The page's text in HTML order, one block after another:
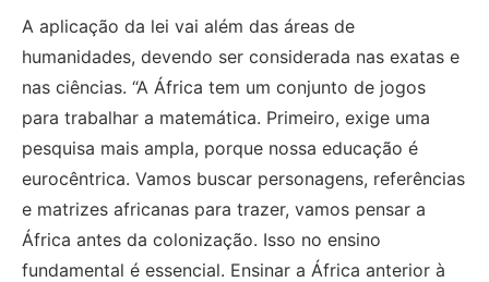
A aplicação da lei vai além das áreas de
humanidades, devendo ser considerada nas exatas e
nas ciências. “A África tem um conjunto de jogos
para trabalhar a matemática. Primeiro, exige uma
pesquisa mais ampla, porque nossa educação é
eurocêntrica. Vamos buscar personagens, referências
e matrizes africanas para trazer, vamos pensar a
África antes da colonização. Isso no ensino
fundamental é essencial. Ensinar a África anterior à